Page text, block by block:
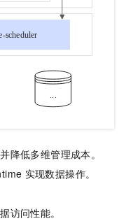
降低多维管理成本。
实现数据操作。
访问性能。